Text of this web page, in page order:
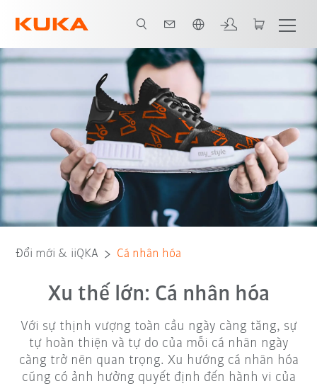
Đổi mới & iiQKA Cá nhân hóa
Xu thế lớn: Cá nhân hóa
Với sự thịnh vượng toàn cầu ngày càng tăng, sự
tự hoàn thiện và tự do của mỗi cá nhân ngày
càng trở nên quan trọng. Xu hướng cá nhân hóa
cũng có ảnh hưởng quyết định đến hành vi của